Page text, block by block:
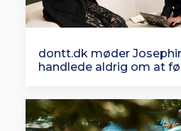
dontt.dk møder
handlede aldrig om at